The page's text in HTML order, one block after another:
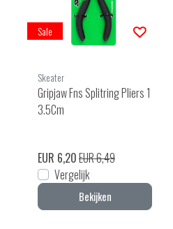
Sale
Skeater
Gripjaw Fns Splitring Pliers 1
3.5Cm
EUR 6,20EUR 6,49
Vergelijk
Bekijken